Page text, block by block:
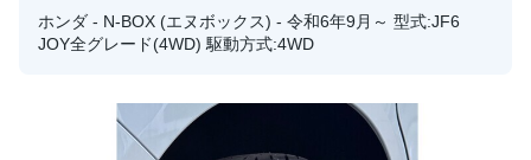
ホンダ - N-BOX (エヌボックス) - 令和6年9月～ 型式:JF6
JOY全グレード(4WD) 駆動方式:4WD